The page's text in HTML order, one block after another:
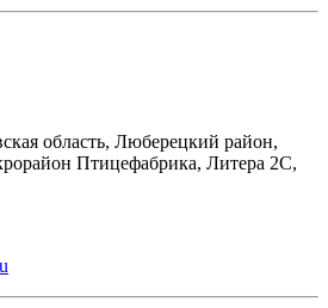
область, Люберецкий район,
Птицефабрика, Литера 2С,